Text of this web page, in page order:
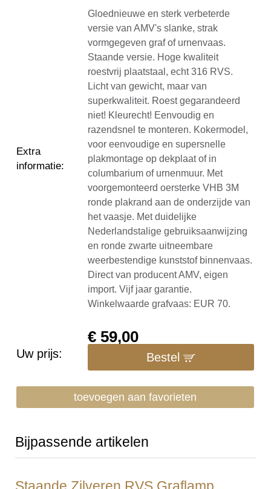
Extra
informatie:
Gloednieuwe en sterk verbeterde
versie van AMV's slanke, strak
vormgegeven graf of urnenvaas.
Staande versie. Hoge kwaliteit
roestvrij plaatstaal, echt 316 RVS.
Licht van gewicht, maar van
superkwaliteit. Roest gegarandeerd
niet! Kleurecht! Eenvoudig en
razendsnel te monteren. Kokermodel,
voor eenvoudige en supersnelle
plakmontage op dekplaat of in
columbarium of urnenmuur. Met
voorgemonteerd oersterke VHB 3M
ronde plakrand aan de onderzijde van
het vaasje. Met duidelijke
Nederlandstalige gebruiksaanwijzing
en ronde zwarte uitneembare
weerbestendige kunststof binnenvaas.
Direct van producent AMV, eigen
import. Vijf jaar garantie.
Winkelwaarde grafvaas: EUR 70.
Uw prijs:
€ 59,00
Bestel
toevoegen aan favorieten
Bijpassende artikelen
Staande Zilveren RVS Graflamp